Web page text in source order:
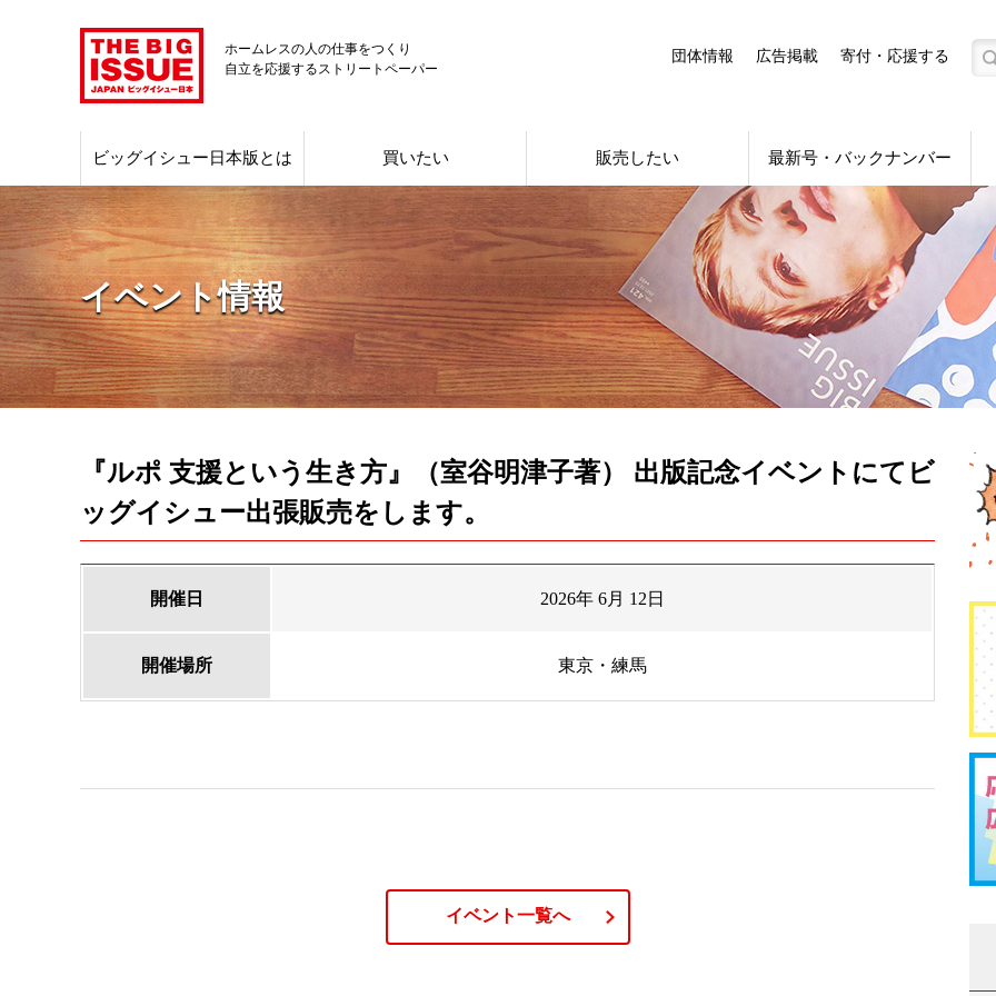
ホームレスの人の仕事をつくり
自立を応援するストリートペーパー
ビッグイシュー日本版とは 買いたい 販売したい 最新号・バックナンバー
団体情報 広告掲載 寄付・応援する
イベント情報
『ルポ 支援という生き方』（室谷明津子著） 出版記念イベントにてビ
ッグイシュー出張販売をします。
開催日 2026年 6月 12日
開催場所 東京・練馬
イベント一覧へ